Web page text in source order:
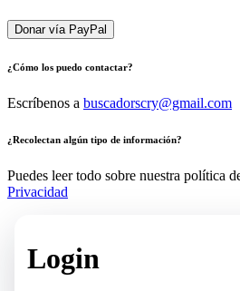
Donar vía PayPal
¿Cómo los puedo contactar?
Escríbenos a buscadorscry@gmail.com
¿Recolectan algún tipo de información?
Puedes leer todo sobre nuestra política
Privacidad
Login